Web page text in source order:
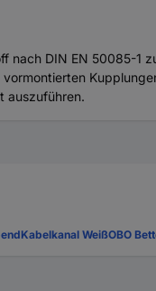
nach DIN EN 50085-1
auszuführen.
Kabelkanal WeißOBO